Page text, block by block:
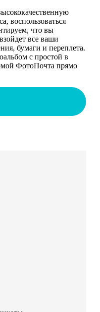
воспользоваться
что вы
все ваши
бумаги и переплета.
с простой в
ФотоПочта прямо